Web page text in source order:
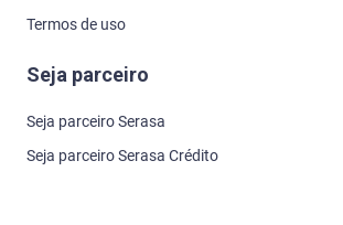
Termos de uso
Seja parceiro
Seja parceiro Serasa
Seja parceiro Serasa Crédito